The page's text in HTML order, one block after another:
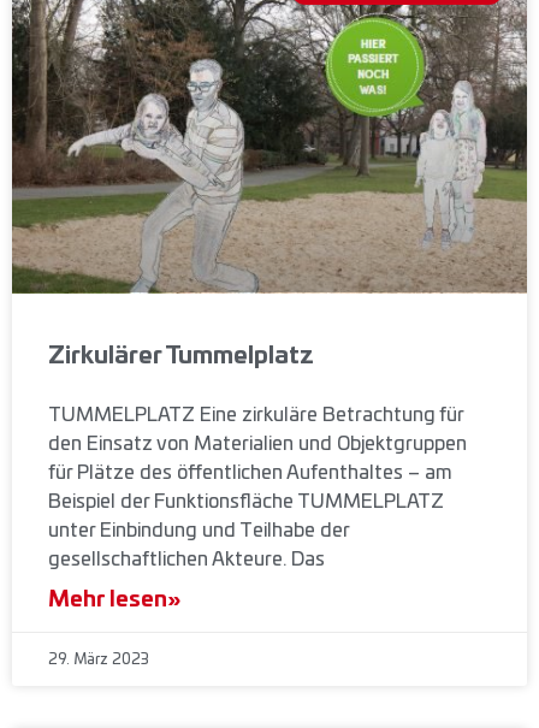
Zirkulärer Tummelplatz
TUMMELPLATZ Eine zirkuläre Betrachtung für
den Einsatz von Materialien und Objektgruppen
für Plätze des öffentlichen Aufenthaltes – am
Beispiel der Funktionsfläche TUMMELPLATZ
unter Einbindung und Teilhabe der
gesellschaftlichen Akteure. Das
Mehr lesen»
29. März 2023